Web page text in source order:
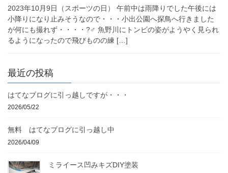
2023年10月9日（スポーツの日） 午前中は雨降りでした午後には
小降りになり止みそうなので・・・小出公園へ探鳥へ行きました
が何にも撮れず・・・・?‍♂️ 魚野川にトンビの姿がようやく見られ
るようになったので飛びものの練 […]
最近の投稿
はてなブログに引っ越しですが・・・
2026/05/22
無料 はてなブログに引っ越し中
2026/04/09
ミライース凹みキズDIY塗装